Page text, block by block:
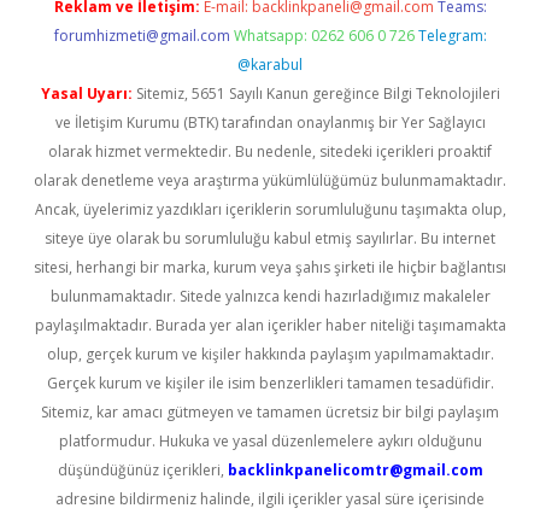
Reklam ve İletişim: E-mail: backlinkpaneli@gmail.com Teams:
forumhizmeti@gmail.com Whatsapp: 0262 606 0 726 Telegram:
@karabul
Yasal Uyarı: Sitemiz, 5651 Sayılı Kanun gereğince Bilgi Teknolojileri
ve İletişim Kurumu (BTK) tarafından onaylanmış bir Yer Sağlayıcı
olarak hizmet vermektedir. Bu nedenle, sitedeki içerikleri proaktif
olarak denetleme veya araştırma yükümlülüğümüz bulunmamaktadır.
Ancak, üyelerimiz yazdıkları içeriklerin sorumluluğunu taşımakta olup,
siteye üye olarak bu sorumluluğu kabul etmiş sayılırlar. Bu internet
sitesi, herhangi bir marka, kurum veya şahıs şirketi ile hiçbir bağlantısı
bulunmamaktadır. Sitede yalnızca kendi hazırladığımız makaleler
paylaşılmaktadır. Burada yer alan içerikler haber niteliği taşımamakta
olup, gerçek kurum ve kişiler hakkında paylaşım yapılmamaktadır.
Gerçek kurum ve kişiler ile isim benzerlikleri tamamen tesadüfidir.
Sitemiz, kar amacı gütmeyen ve tamamen ücretsiz bir bilgi paylaşım
platformudur. Hukuka ve yasal düzenlemelere aykırı olduğunu
düşündüğünüz içerikleri, backlinkpanelicomtr@gmail.com
adresine bildirmeniz halinde, ilgili içerikler yasal süre içerisinde